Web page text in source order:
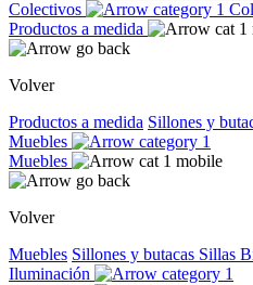
Colectivos
Productos a medida
Volver
Productos a medida Sillones y
Muebles
Muebles
Volver
Muebles Sillones y butacas Sillas
Iluminación